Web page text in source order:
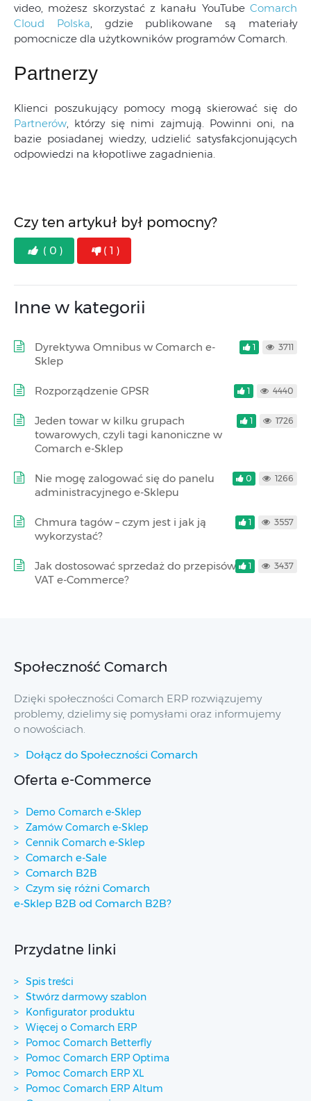
video, możesz skorzystać z kanału YouTube Comarch
Cloud Polska , gdzie publikowane są materiały
pomocnicze dla użytkowników programów Comarch.
Partnerzy
Klienci poszukujący pomocy mogą skierować się do
Partnerów , którzy się nimi zajmują. Powinni oni, na
bazie posiadanej wiedzy, udzielić satysfakcjonujących
odpowiedzi na kłopotliwe zagadnienia.
Czy ten artykuł był pomocny?
( 0 ) ( 1 )
Inne w kategorii
Dyrektywa Omnibus w Comarch e-
Sklep
1 3711
Rozporządzenie GPSR 1 4440
Jeden towar w kilku grupach
towarowych, czyli tagi kanoniczne w
Comarch e-Sklep
1 1726
Nie mogę zalogować się do panelu
administracyjnego e-Sklepu
0 1266
Chmura tagów – czym jest i jak ją
wykorzystać?
1 3557
Jak dostosować sprzedaż do przepisów
VAT e-Commerce?
1 3437
Społeczność Comarch
Dzięki społeczności Comarch ERP rozwiązujemy
problemy, dzielimy się pomysłami oraz informujemy
o nowościach.
Dołącz do Społeczności Comarch
Oferta e-Commerce
Demo Comarch e-Sklep
Zamów Comarch e-Sklep
Cennik Comarch e-Sklep
Comarch e-Sale
Comarch B2B
Czym się różni Comarch
e-Sklep B2B od Comarch B2B?
Przydatne linki
Spis treści
Stwórz darmowy szablon
Konfigurator produktu
Więcej o Comarch ERP
Pomoc Comarch Betterfly
Pomoc Comarch ERP Optima
Pomoc Comarch ERP XL
Pomoc Comarch ERP Altum